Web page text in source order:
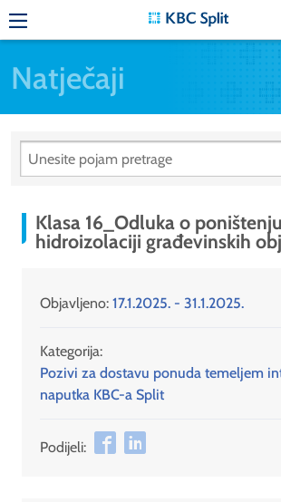
Natječaji
Klasa 16_Odluka o
hidroizolaciji građevinskih
Objavljeno: 17.1.2025. - 31.1.2025.
Kategorija:
Pozivi za dostavu ponuda temeljem
naputka KBC-a Split
Podijeli: